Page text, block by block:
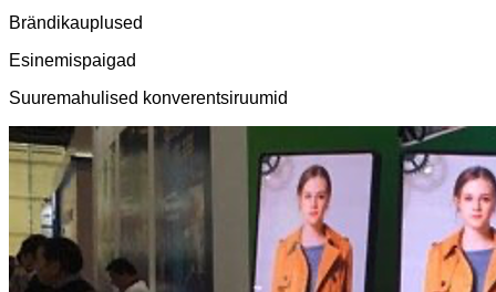
Brändikauplused
Esinemispaigad
Suuremahulised konverentsiruumid